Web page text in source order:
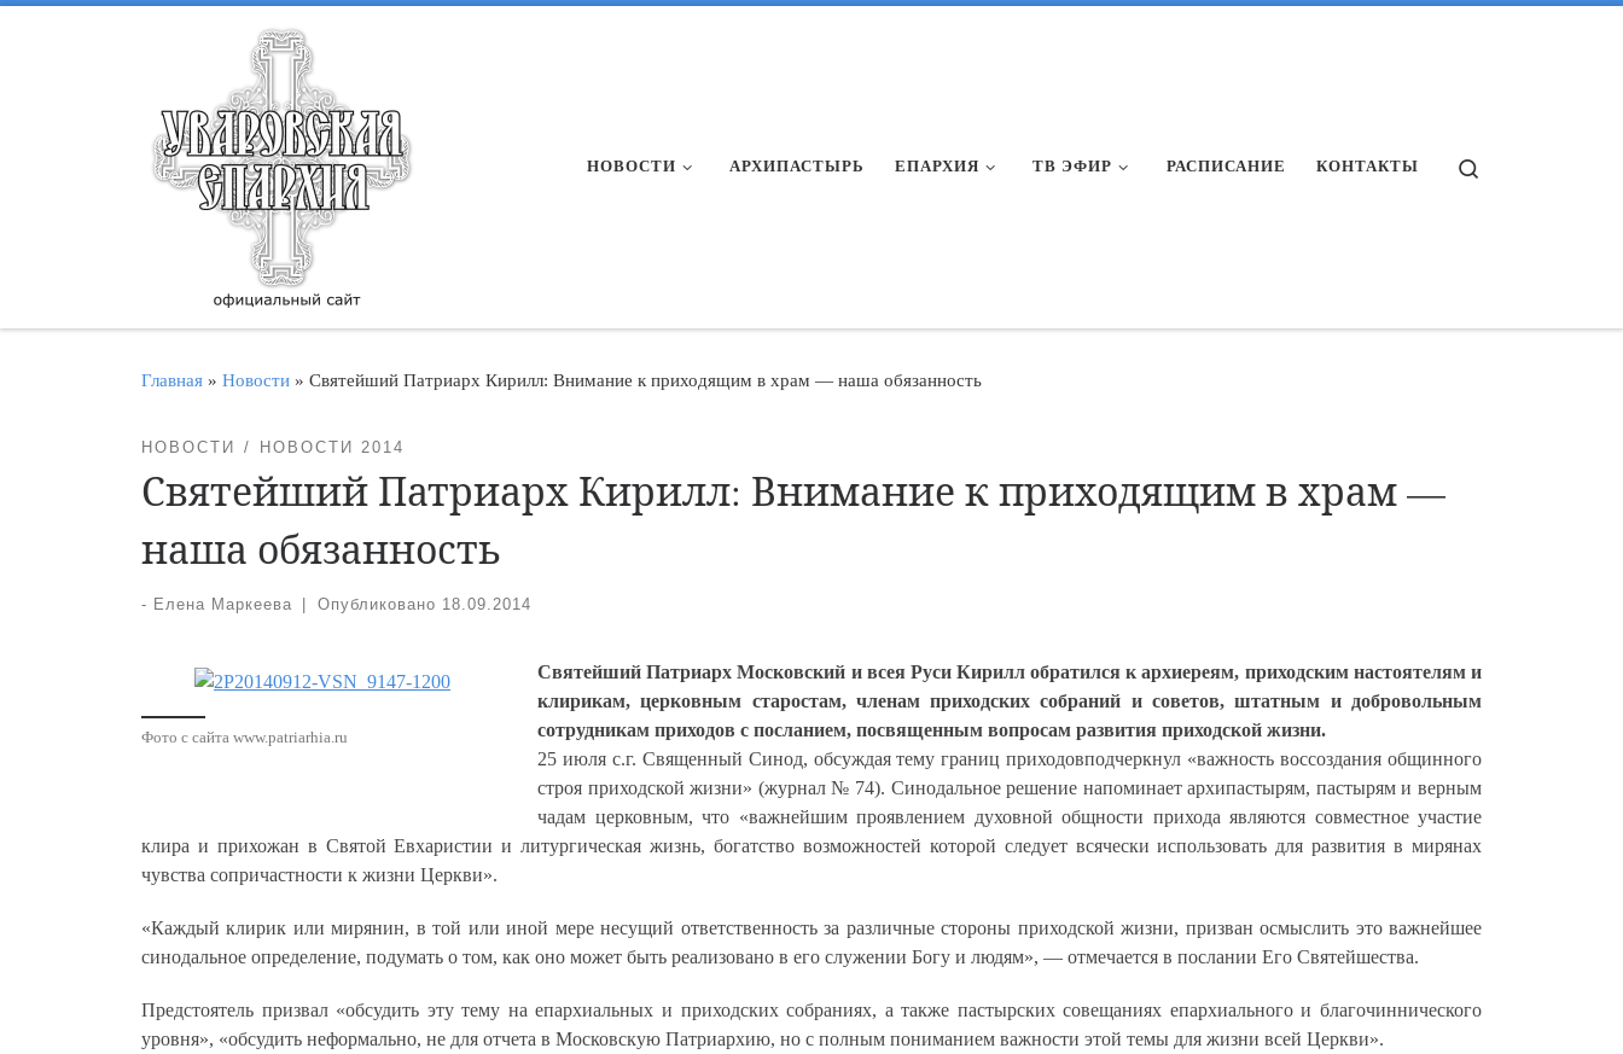
НОВОСТИ АРХИПАСТЫРЬ ЕПАРХИЯ ТВ ЭФИР РАСПИСАНИЕ КОНТАКТЫ
Главная » Новости » Святейший Патриарх Кирилл: Внимание к приходящим в храм — наша обязанность
НОВОСТИ НОВОСТИ 2014
Святейший Патриарх Кирилл: Внимание к приходящим в храм —
наша обязанность
- Елена Маркеева Опубликовано 18.09.2014
Фото с сайта www.patriarhia.ru
Святейший Патриарх Московский и всея Руси Кирилл обратился к архиереям, приходским настоятелям и
клирикам, церковным старостам, членам приходских собраний и советов, штатным и добровольным
сотрудникам приходов с посланием, посвященным вопросам развития приходской жизни.
25 июля с.г. Священный Синод, обсуждая тему границ приходовподчеркнул «важность воссоздания общинного
строя приходской жизни» (журнал № 74). Синодальное решение напоминает архипастырям, пастырям и верным
чадам церковным, что «важнейшим проявлением духовной общности прихода являются совместное участие
клира и прихожан в Святой Евхаристии и литургическая жизнь, богатство возможностей которой следует всячески использовать для развития в мирянах
чувства сопричастности к жизни Церкви».
«Каждый клирик или мирянин, в той или иной мере несущий ответственность за различные стороны приходской жизни, призван осмыслить это важнейшее
синодальное определение, подумать о том, как оно может быть реализовано в его служении Богу и людям», — отмечается в послании Его Святейшества.
Предстоятель призвал «обсудить эту тему на епархиальных и приходских собраниях, а также пастырских совещаниях епархиального и благочиннического
уровня», «обсудить неформально, не для отчета в Московскую Патриархию, но с полным пониманием важности этой темы для жизни всей Церкви».